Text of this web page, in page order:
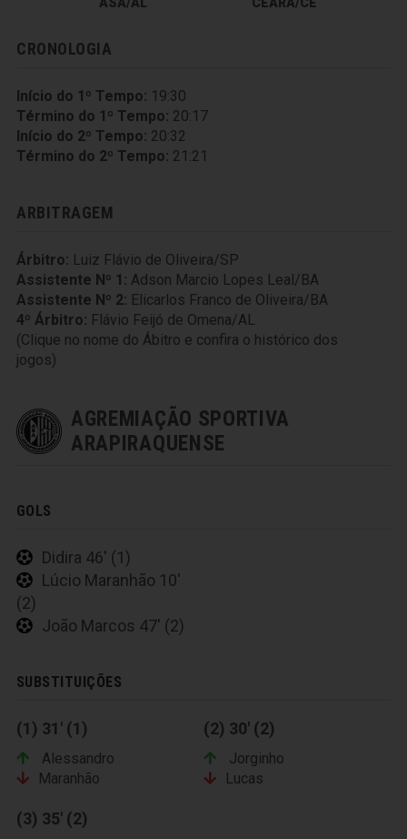
CRONOLOGIA
Início do 1º Tempo: 19:30
Término do 1º Tempo: 20:17
Início do 2º Tempo: 20:32
Término do 2º Tempo: 21:21
ARBITRAGEM
Árbitro: Luiz Flávio de Oliveira/SP
Assistente Nº 1: Adson Marcio Lopes Leal/BA
Assistente Nº 2: Elicarlos Franco de Oliveira/BA
4º Árbitro: Flávio Feijó de Omena/AL
(Clique no nome do Ábitro e confira o histórico dos
jogos)
AGREMIAÇÃO SPORTIVA
ARAPIRAQUENSE
GOLS
Didira 46' (1)
Lúcio Maranhão 10'
(2)
João Marcos 47' (2)
SUBSTITUIÇÕES
(1) 31' (1)
Alessandro
Maranhão
(2) 30' (2)
Jorginho
Lucas
(3) 35' (2)